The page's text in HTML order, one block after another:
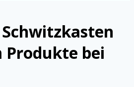
Produkte bei